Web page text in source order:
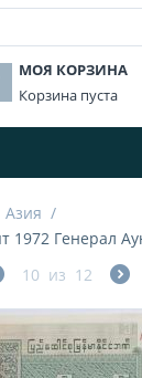
МОЯ КОРЗИНА
Корзина пуста
Азия /
1972 Генерал
10 из 12